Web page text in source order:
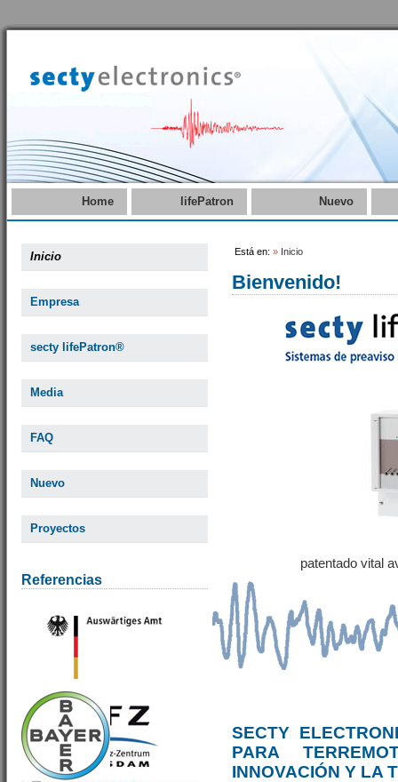
Home lifePatron Nuevo
Inicio
Empresa
secty lifePatron®
Media
FAQ
Nuevo
Proyectos
Referencias
Está en: » Inicio
Bienvenido!
patentado vital
SECTY
PARA
INNOVACIÓN Y LA